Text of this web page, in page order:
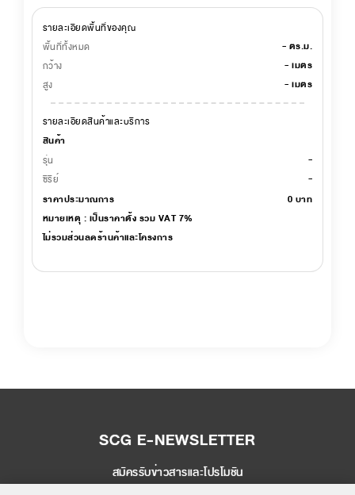
รายละเอียดพื้นที่ของคุณ
พื้นที่ทั้งหมด
- ตร.ม.
กว้าง - เมตร
สูง - เมตร
รายละเอียดสินค้าและบริการ
สินค้า
รุ่น -
ซีรีย์
-
ราคาประมาณการ
0 บาท
หมายเหตุ : เป็นราคาตั้ง รวม VAT 7%
ไม่รวมส่วนลดร้านค้าและโครงการ
SCG E-NEWSLETTER
สมัครรับข่าวสารและโปรโมชัน